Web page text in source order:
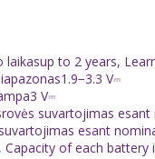
to 2 years,
V⎓
V⎓
suvartojimas
esant
of each battery